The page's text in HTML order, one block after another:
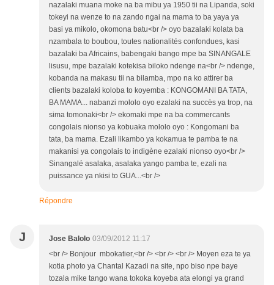
nazalaki muana moke na ba mibu ya 1950 tii na Lipanda, soki
tokeyi na wenze to na zando ngai na mama to ba yaya ya
basi ya mikolo, okomona batu<br /> oyo bazalaki kolata ba
nzambala to boubou, toutes nationalités confondues, kasi
bazalaki ba Africains, babengaki bango mpe ba SINANGALE
lisusu, mpe bazalaki kotekisa biloko ndenge na<br /> ndenge,
kobanda na makasu tii na bilamba, mpo na ko attirer ba
clients bazalaki koloba to koyemba : KONGOMANI BA TATA,
BA MAMA... nabanzi mololo oyo ezalaki na succès ya trop, na
sima tomonaki<br /> ekomaki mpe na ba commercants
congolais nionso ya kobuaka mololo oyo : Kongomani ba
tata, ba mama. Ezali likambo ya kokamua te pamba te na
makanisi ya congolais to indigène ezalaki nionso oyo<br />
Sinangalé asalaka, asalaka yango pamba te, ezali na
puissance ya nkisi to GUA...<br />
Répondre
J Jose Balolo 03/09/2012 11:17
<br /> Bonjour mbokatier,<br /> <br /> <br /> Moyen eza te ya
kotia photo ya Chantal Kazadi na site, npo biso npe baye
tozala mike tango wana tokoka koyeba ata elongi ya grand